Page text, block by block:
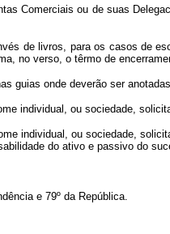
Comerciais ou de suas
de livros, para os casos de
no verso, o têrmo de
guias onde deverão ser
individual, ou sociedade,
individual, ou sociedade,
do ativo e passivo do
e 79º da República.